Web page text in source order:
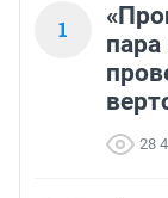
1
пара
28